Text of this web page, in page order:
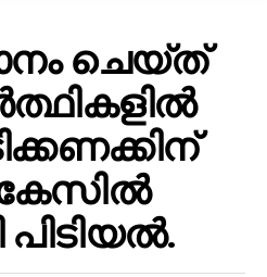
ചെയ്ത്
കേസിൽ